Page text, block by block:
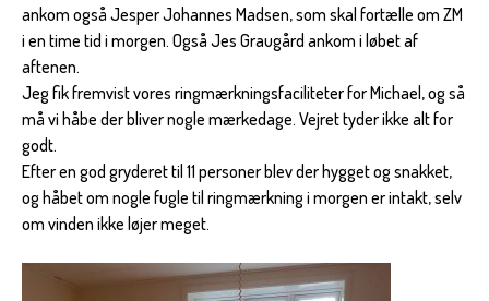
ankom også Jesper Johannes Madsen, som skal fortælle om ZM
i en time tid i morgen. Også Jes Graugård ankom i løbet af
aftenen.
Jeg fik fremvist vores ringmærkningsfaciliteter for Michael, og så
må vi håbe der bliver nogle mærkedage. Vejret tyder ikke alt for
godt.
Efter en god gryderet til 11 personer blev der hygget og snakket,
og håbet om nogle fugle til ringmærkning i morgen er intakt, selv
om vinden ikke løjer meget.